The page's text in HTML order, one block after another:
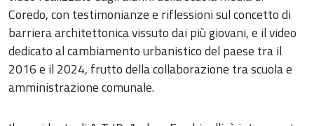
Coredo, con testimonianze e riflessioni sul concetto di
barriera architettonica vissuto dai più giovani, e il video
dedicato al cambiamento urbanistico del paese tra il
2016 e il 2024, frutto della collaborazione tra scuola e
amministrazione comunale.